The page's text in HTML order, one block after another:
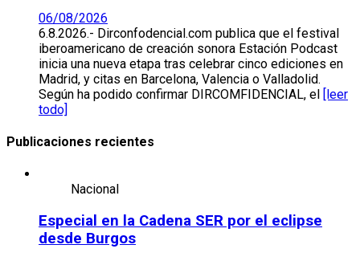
06/08/2026
6.8.2026.- Dirconfodencial.com publica que el festival
iberoamericano de creación sonora Estación Podcast
inicia una nueva etapa tras celebrar cinco ediciones en
Madrid, y citas en Barcelona, Valencia o Valladolid.
Según ha podido confirmar DIRCOMFIDENCIAL, el [leer
todo]
Publicaciones recientes
Nacional
Especial en la Cadena SER por el eclipse
desde Burgos